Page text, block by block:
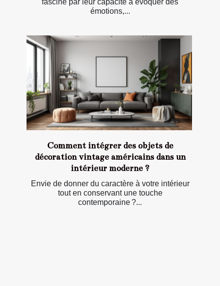
fasciné par leur capacité à évoquer des
émotions,...
Comment intégrer des objets de
décoration vintage américains dans un
intérieur moderne ?
Envie de donner du caractère à votre intérieur
tout en conservant une touche
contemporaine ?...